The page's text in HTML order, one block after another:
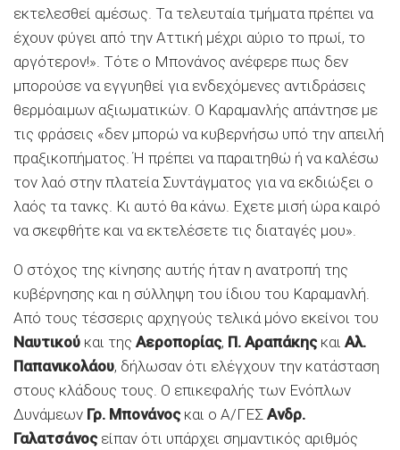
εκτελεσθεί αμέσως. Τα τελευταία τμήματα πρέπει να
έχουν φύγει από την Αττική μέχρι αύριο το πρωί, το
αργότερον!». Τότε ο Μπονάνος ανέφερε πως δεν
μπορούσε να εγγυηθεί για ενδεχόμενες αντιδράσεις
θερμόαιμων αξιωματικών. Ο Καραμανλής απάντησε με
τις φράσεις «δεν μπορώ να κυβερνήσω υπό την απειλή
πραξικοπήματος. Ή πρέπει να παραιτηθώ ή να καλέσω
τον λαό στην πλατεία Συντάγματος για να εκδιώξει ο
λαός τα τανκς. Κι αυτό θα κάνω. Εχετε μισή ώρα καιρό
να σκεφθήτε και να εκτελέσετε τις διαταγές μου».
Ο στόχος της κίνησης αυτής ήταν η ανατροπή της
κυβέρνησης και η σύλληψη του ίδιου του Καραμανλή.
Από τους τέσσερις αρχηγούς τελικά μόνο εκείνοι του
Ναυτικού και της Αεροπορίας, Π. Αραπάκηςκαι Αλ.
Παπανικολάου, δήλωσαν ότι ελέγχουν την κατάσταση
στους κλάδους τους. Ο επικεφαλής των Ενόπλων
Δυνάμεων Γρ. Μπονάνοςκαι ο Α/ΓΕΣ Ανδρ.
Γαλατσάνοςείπαν ότι υπάρχει σημαντικός αριθμός